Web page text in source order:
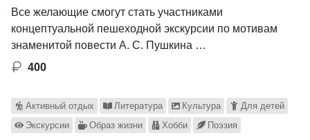
Все желающие смогут стать участниками
концептуальной пешеходной экскурсии по мотивам
знаменитой повести А. С. Пушкина …
400
Активный отдых Литература Культура
Для детей
Экскурсии
Образ жизни Хобби Поэзия